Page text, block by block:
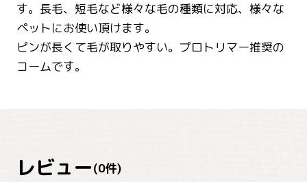
す。長毛、短毛など様々な毛の種類に対応、様々な
ペットにお使い頂けます。
ピンが長くて毛が取りやすい。プロトリマー推奨の
コームです。
レビュー(0件)